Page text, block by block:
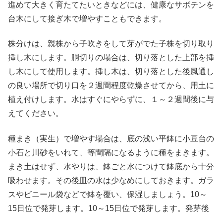
進めて大きく育たてたいときなどには、健康なサボテンを
台木にして接ぎ木で増やすこともできます。
株分けは、親株から子吹きをして芽がでた子株を切り取り
挿し木にします。胴切りの場合は、切り落とした上部を挿
し木にして使用します。挿し木は、切り落とした後風通し
の良い場所で切り口を２週間程度乾燥させてから、用土に
植え付けします。水はすぐにやらずに、１～２週間後に与
えてください。
種まき（実生）で増やす場合は、底の浅い平鉢に小豆台の
小石と川砂をいれて、等間隔になるように種をまきます。
まき土はせず、水やりは、鉢ごと水につけて鉢底から十分
吸わせます。その後皿の水は少なめにしておきます。ガラ
スやビニール袋などで鉢を覆い、保湿しましょう。10～
15日位で発芽します。10～15日位で発芽します。発芽後